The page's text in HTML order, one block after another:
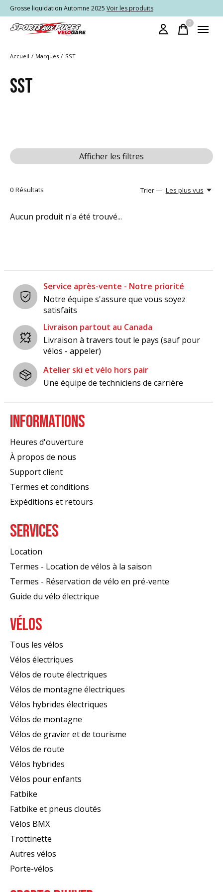
Grosse liquidation Automne 2025 Voir les produits
0items
Accueil / Marques / SST
SST
Afficher les filtres
0 Résultats Trier — Les plus vus
Aucun produit n'a été trouvé...
Service après-vente - Notre priorité
Notre équipe s'assure que vous soyez
satisfaits
Livraison partout au Canada
Livraison à travers tout le pays (sauf pour
vélos - appeler)
Atelier ski et vélo hors pair
Une équipe de techniciens de carrière
INFORMATIONS
Heures d'ouverture
À propos de nous
Support client
Termes et conditions
Expéditions et retours
SERVICES
Location
Termes - Location de vélos à la saison
Termes - Réservation de vélo en pré-vente
Guide du vélo électrique
VÉLOS
Tous les vélos
Vélos électriques
Vélos de route électriques
Vélos de montagne électriques
Vélos hybrides électriques
Vélos de montagne
Vélos de gravier et de tourisme
Vélos de route
Vélos hybrides
Vélos pour enfants
Fatbike
Fatbike et pneus cloutés
Vélos BMX
Trottinette
Autres vélos
Porte-vélos